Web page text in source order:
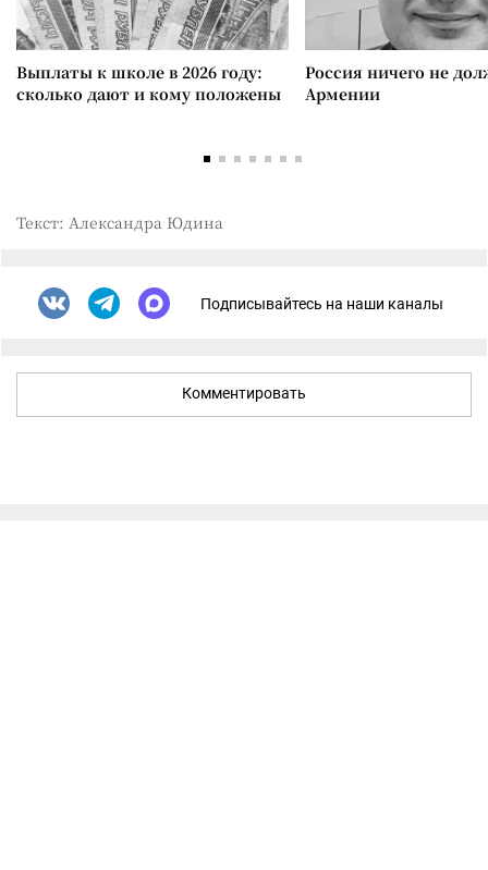
Выплаты к школе в 2026 году:
сколько дают и кому положены
Россия ничего не
Армении
Текст: Александра Юдина
Подписывайтесь на наши каналы
Комментировать